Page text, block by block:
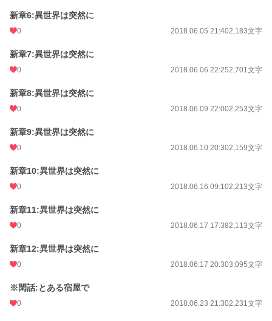
新章6:異世界は突然に
0 2018.06.05 21:402,183文字
新章7:異世界は突然に
0 2018.06.06 22:252,701文字
新章8:異世界は突然に
0 2018.06.09 22:002,253文字
新章9:異世界は突然に
0 2018.06.10 20:302,159文字
新章10:異世界は突然に
0 2018.06.16 09:102,213文字
新章11:異世界は突然に
0 2018.06.17 17:382,113文字
新章12:異世界は突然に
0 2018.06.17 20:303,095文字
※閑話:とある宿屋で
0 2018.06.23 21:302,231文字